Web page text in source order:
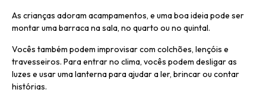
As crianças adoram acampamentos, e uma boa ideia pode ser
montar uma barraca na sala, no quarto ou no quintal.
Vocês também podem improvisar com colchões, lençóis e
travesseiros. Para entrar no clima, vocês podem desligar as
luzes e usar uma lanterna para ajudar a ler, brincar ou contar
histórias.